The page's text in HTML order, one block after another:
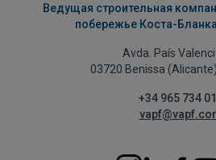
Ведущая строительная
побережье Коста-
Avda. País
03720 Benissa
+34 965 734